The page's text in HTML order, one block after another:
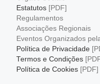
Estatutos [PDF]
Regulamentos
Associações Regionais
Eventos Organizados
Política de Privacidade
Termos e Condições
Política de Cookies [PDF]